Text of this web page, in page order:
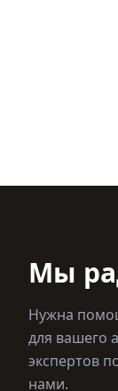
Мы
Нужна
для вашего
экспертов
нами.